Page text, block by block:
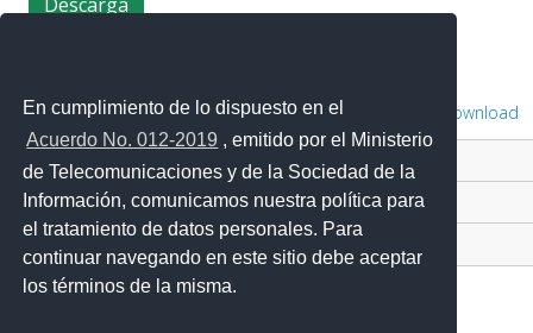
En cumplimiento de lo dispuesto en el
Acuerdo No. 012-2019 , emitido por el Ministerio
de Telecomunicaciones y de la Sociedad de la
Información, comunicamos nuestra política para
el tratamiento de datos personales. Para
continuar navegando en este sitio debe aceptar
los términos de la misma.
Powered by Phoca Download
Contacto Ciudadano Digital
Portal Trámites Ciudadanos
Sistema Nacional de Información (SNI)